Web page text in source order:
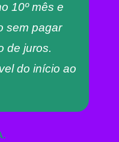
10º mês e
sem pagar
de juros.
do início ao